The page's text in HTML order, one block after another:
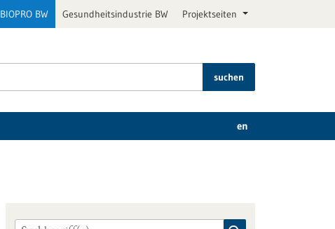
BIOPRO BW Gesundheitsindustrie BW Projektseiten
suchen
en